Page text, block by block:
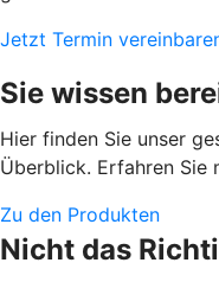
Jetzt Termin
Sie wissen
Hier finden Sie unser
Überblick. Erfahren Sie
Zu den Produkten
Nicht das